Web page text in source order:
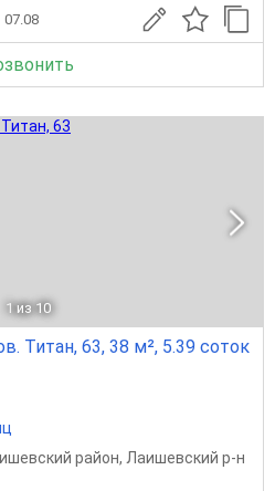
07.08
1 из 10
Титан, 63, 38 м², 5.39 соток
район, Лаишевский р-н